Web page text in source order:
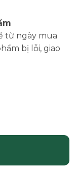
từ ngày mua
bị lỗi, giao